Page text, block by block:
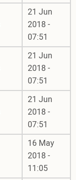
21 Jun
2018 -
07:51
21 Jun
2018 -
07:51
21 Jun
2018 -
07:51
16 May
2018 -
11:05